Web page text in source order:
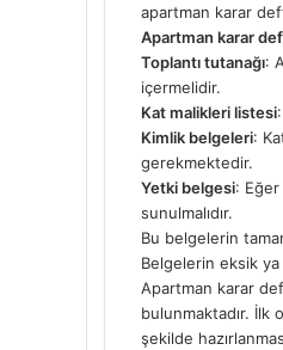
apartman karar
Apartman karar
Toplantı tutanağı:
içermelidir.
Kat malikleri listesi
Kimlik belgeleri:
gerekmektedir.
Yetki belgesi:
sunulmalıdır.
Bu belgelerin
Belgelerin eksik
Apartman karar
bulunmaktadır. İlk
şekilde